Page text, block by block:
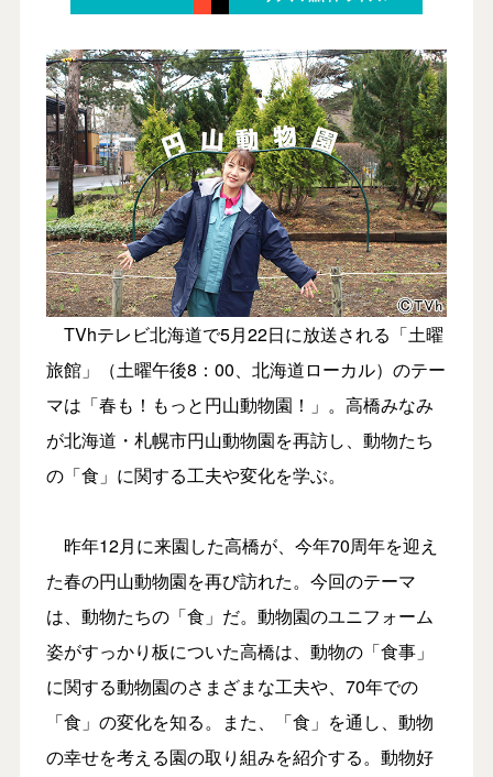
TVhテレビ北海道で5月22日に放送される「土曜
旅館」（土曜午後8：00、北海道ローカル）のテー
マは「春も！もっと円山動物園！」。高橋みなみ
が北海道・札幌市円山動物園を再訪し、動物たち
の「食」に関する工夫や変化を学ぶ。
昨年12月に来園した高橋が、今年70周年を迎え
た春の円山動物園を再び訪れた。今回のテーマ
は、動物たちの「食」だ。動物園のユニフォーム
姿がすっかり板についた高橋は、動物の「食事」
に関する動物園のさまざまな工夫や、70年での
「食」の変化を知る。また、「食」を通し、動物
の幸せを考える園の取り組みを紹介する。動物好